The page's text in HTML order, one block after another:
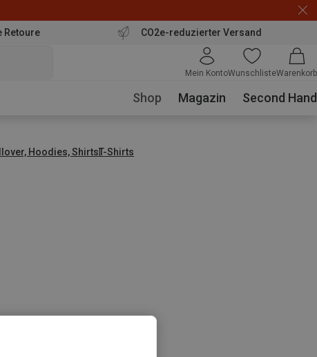
Retoure CO2e-reduzierter Versand
Mein KontoWunschlisteWarenkorb
Shop Magazin Second Hand
Hoodies, ShirtsT-Shirts